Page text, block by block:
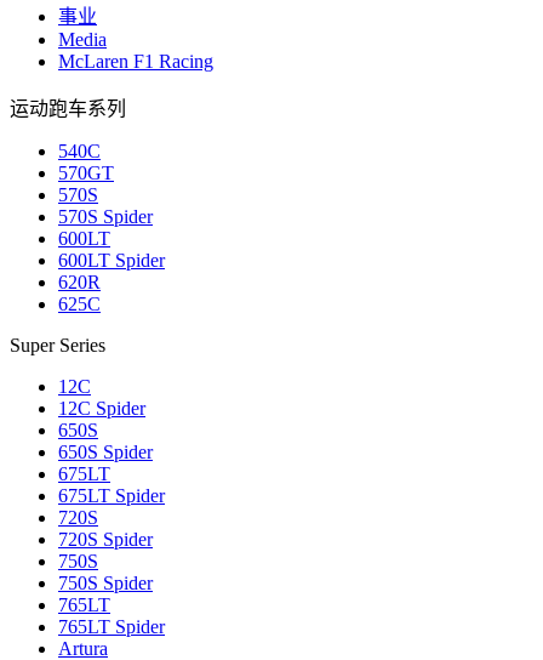
事业
Media
McLaren F1 Racing
运动跑车系列
540C
570GT
570S
570S Spider
600LT
600LT Spider
620R
625C
Super Series
12C
12C Spider
650S
650S Spider
675LT
675LT Spider
720S
720S Spider
750S
750S Spider
765LT
765LT Spider
Artura